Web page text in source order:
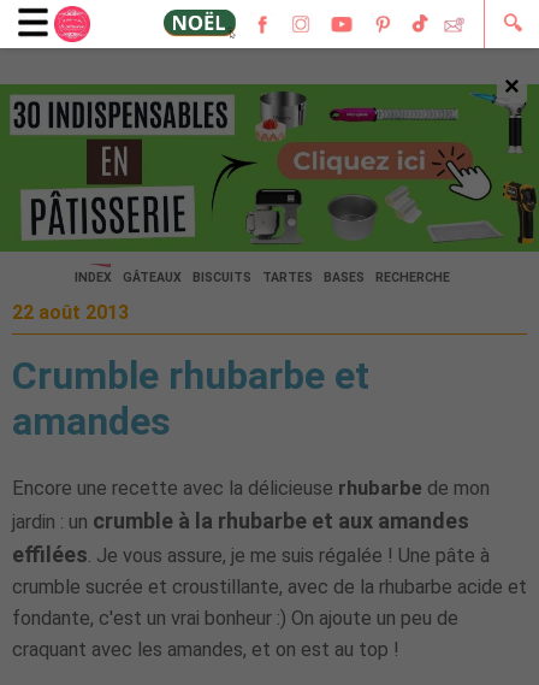
🔍
×
🔍
INDEX GÂTEAUX BISCUITS TARTES BASES RECHERCHE
22 août 2013
Crumble rhubarbe et
amandes
Encore une recette avec la délicieuse rhubarbe de mon
jardin : un crumble à la rhubarbe et aux amandes
effilées . Je vous assure, je me suis régalée ! Une pâte à
crumble sucrée et croustillante, avec de la rhubarbe acide et
fondante, c'est un vrai bonheur :) On ajoute un peu de
craquant avec les amandes, et on est au top !